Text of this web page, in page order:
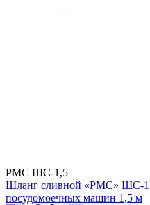
РМС ШС-1,5
Шланг сливной «РМС» ШС-
посудомоечных машин 1,5 м